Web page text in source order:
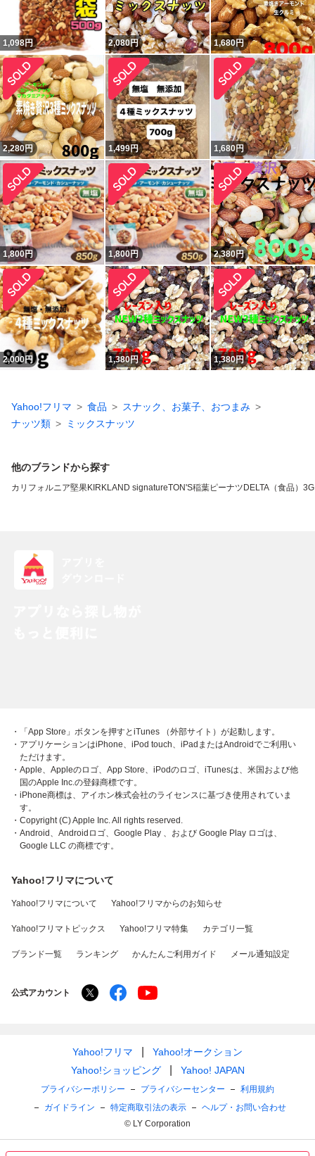
1,098円 2,080円 1,680円
2,280円 1,499円 1,680円
1,800円 1,800円 2,380円
2,000円 1,380円 1,380円
Yahoo!フリマ 食品
スナック、お菓子、おつまみ
ナッツ類
ミックスナッツ
他のブランドから探す
カリフォルニア堅果KIRKLAND signatureTON'S稲葉ピーナツ DELTA（食品）
・「App Store」ボタンを押すとiTunes （外部サイト）が起動します。
・アプリケーションはiPhone、iPod touch、iPadまたはAndroidでご利用い
ただけます。
・Apple、Appleのロゴ、App Store、iPodのロゴ、iTunesは、米国および他
国のApple Inc.の登録商標です。
・iPhone商標は、アイホン株式会社のライセンスに基づき使用されていま
す。
・Copyright (C) Apple Inc. All rights reserved.
・Android、Androidロゴ、Google Play 、および Google Play ロゴは、
Google LLC の商標です。
Yahoo!フリマについて
Yahoo!フリマについて Yahoo!フリマからのお知らせ
Yahoo!フリマトピックス Yahoo!フリマ特集 カテゴリ一覧
ブランド一覧 ランキング かんたんご利用ガイド メール通知設定
公式アカウント
Yahoo!フリマ
Yahoo!オークション
Yahoo!ショッピング
Yahoo! JAPAN
プライバシーポリシー プライバシーセンター
利用規約
ガイドライン
特定商取引法の表示
ヘルプ・お問い合わせ
© LY Corporation